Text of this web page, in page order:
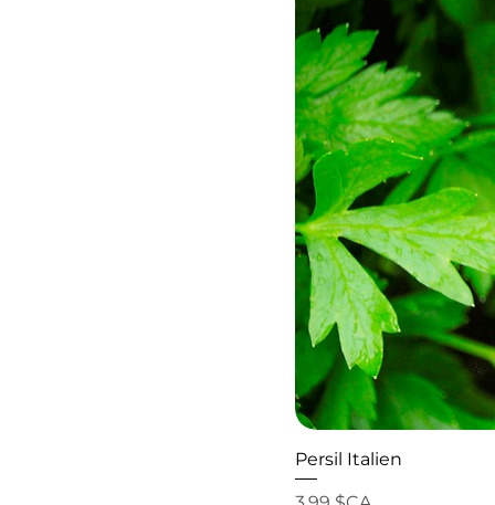
Persil Italien